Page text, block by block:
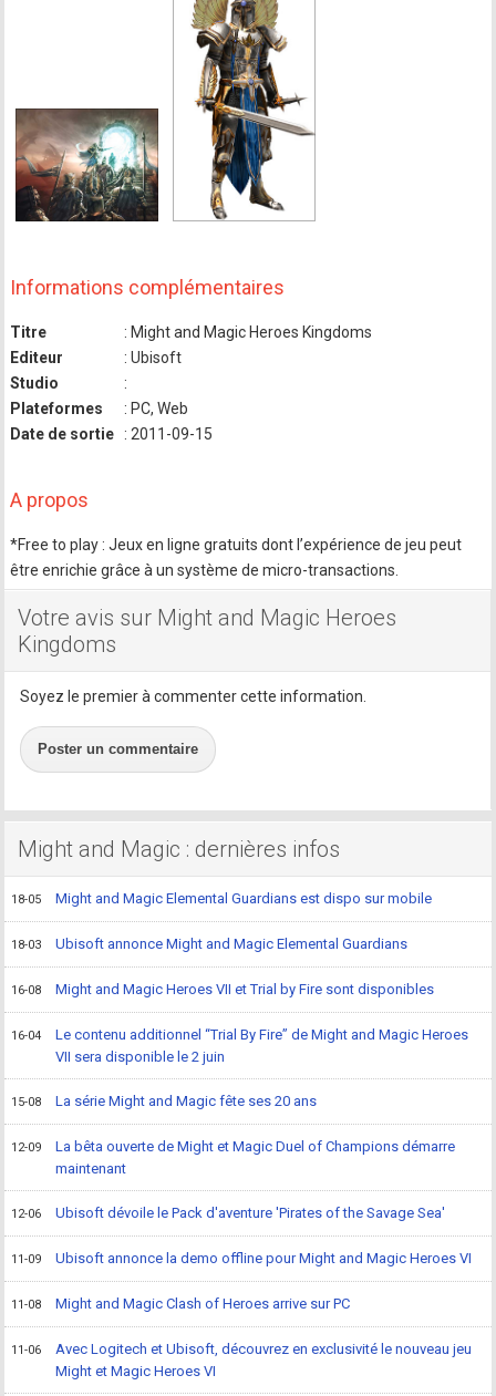
Informations complémentaires
Titre
: Might and Magic Heroes Kingdoms
Editeur
: Ubisoft
Studio
:
Plateformes
: PC, Web
Date de sortie
: 2011-09-15
A propos
*Free to play : Jeux en ligne gratuits dont l’expérience de jeu peut
être enrichie grâce à un système de micro-transactions.
Votre avis sur Might and Magic Heroes
Kingdoms
Soyez le premier à commenter cette information.
Poster un commentaire
Might and Magic : dernières infos
18-05 Might and Magic Elemental Guardians est dispo sur mobile
18-03 Ubisoft annonce Might and Magic Elemental Guardians
16-08 Might and Magic Heroes VII et Trial by Fire sont disponibles
16-04
Le contenu additionnel “Trial By Fire” de Might and Magic Heroes
VII sera disponible le 2 juin
15-08 La série Might and Magic fête ses 20 ans
12-09
La bêta ouverte de Might et Magic Duel of Champions démarre
maintenant
12-06 Ubisoft dévoile le Pack d'aventure 'Pirates of the Savage Sea'
11-09 Ubisoft annonce la demo offline pour Might and Magic Heroes VI
11-08 Might and Magic Clash of Heroes arrive sur PC
11-06
Avec Logitech et Ubisoft, découvrez en exclusivité le nouveau jeu
Might et Magic Heroes VI